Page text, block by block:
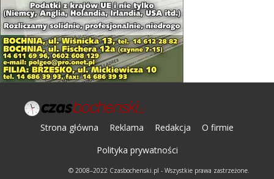
Strona główna Reklama Redakcja
O firmie
Polityka prywatności
© 2008–2022 Czasbochenski.pl - Wszystkie prawa zastrzeżone.